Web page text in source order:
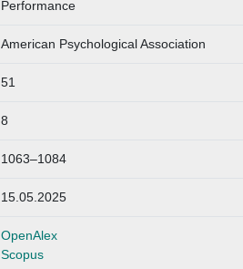
Performance
American Psychological Association
51
8
1063–1084
15.05.2025
OpenAlex
Scopus